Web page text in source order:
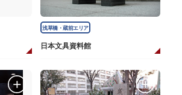
浅草橋・蔵前エリア
日本文具資料館